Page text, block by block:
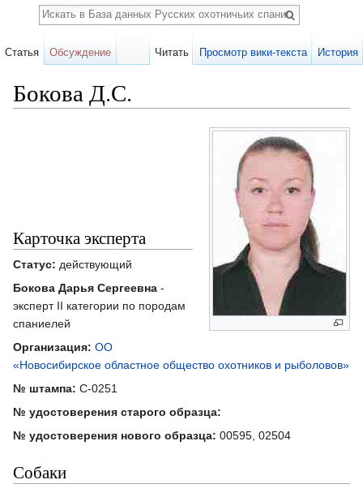
Бокова Д.С.
Карточка эксперта
Статус: действующий
Бокова Дарья Сергеевна -
эксперт II категории по породам
спаниелей
Организация: ОО
«Новосибирское областное общество охотников и рыболовов»
№ штампа: С-0251
№ удостоверения старого образца:
№ удостоверения нового образца: 00595, 02504
Собаки
Статья Обсуждение Читать Просмотр вики-текста История
Поиск